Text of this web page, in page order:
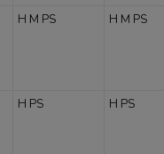
H M PS H M PS
H PS H PS